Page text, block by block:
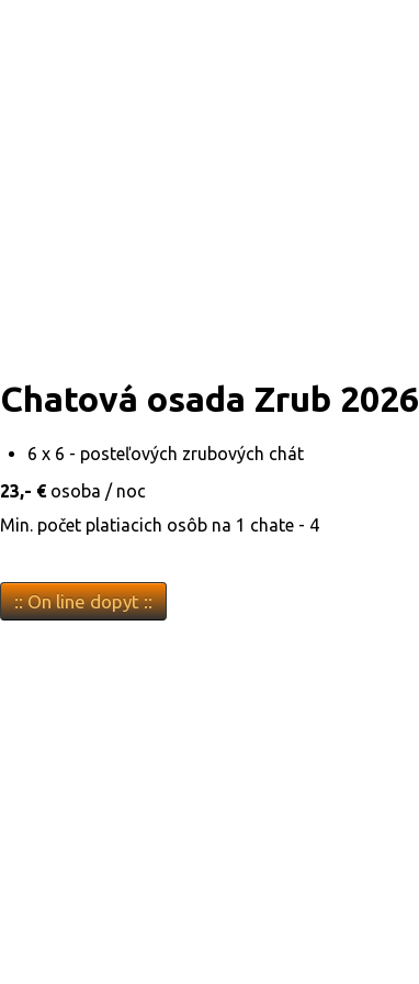
Chatová osada Zrub 2026
6 x 6 - posteľových zrubových chát
23,- €osoba / noc
Min. počet platiacich osôb na 1 chate - 4
:: On line dopyt ::